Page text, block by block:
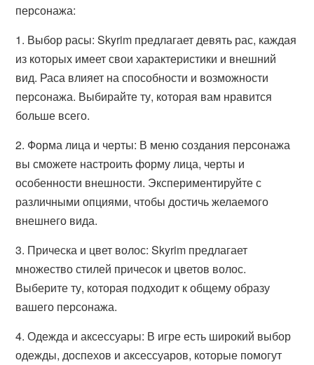
персонажа:
1. Выбор расы: Skyrim предлагает девять рас, каждая
из которых имеет свои характеристики и внешний
вид. Раса влияет на способности и возможности
персонажа. Выбирайте ту, которая вам нравится
больше всего.
2. Форма лица и черты: В меню создания персонажа
вы сможете настроить форму лица, черты и
особенности внешности. Экспериментируйте с
различными опциями, чтобы достичь желаемого
внешнего вида.
3. Прическа и цвет волос: Skyrim предлагает
множество стилей причесок и цветов волос.
Выберите ту, которая подходит к общему образу
вашего персонажа.
4. Одежда и аксессуары: В игре есть широкий выбор
одежды, доспехов и аксессуаров, которые помогут